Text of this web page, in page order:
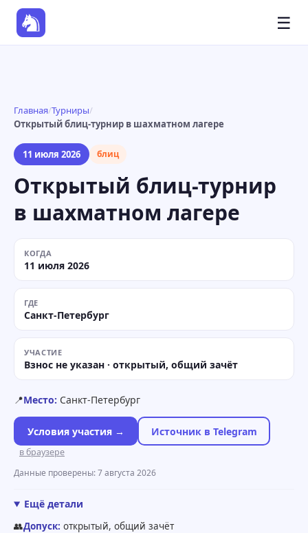
☰
Главная/Турниры/
Открытый блиц-турнир в шахматном лагере
11 июля 2026 блиц
Открытый блиц-турнир
в шахматном лагере
КОГДА
11 июля 2026
ГДЕ
Санкт-Петербург
УЧАСТИЕ
Взнос не указан · открытый, общий зачёт
📍Место: Санкт-Петербург
Условия участия → Источник в Telegram
в браузере
Данные проверены: 7 августа 2026
Ещё детали
👥Допуск: открытый, общий зачёт